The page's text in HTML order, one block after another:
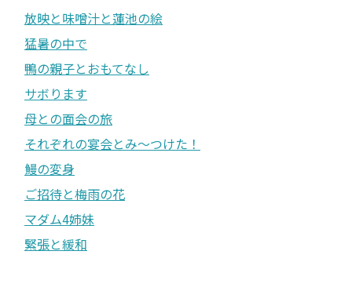
放映と味噌汁と蓮池の絵
猛暑の中で
鴨の親子とおもてなし
サボります
母との面会の旅
それぞれの宴会とみ〜つけた！
鰻の変身
ご招待と梅雨の花
マダム4姉妹
緊張と緩和